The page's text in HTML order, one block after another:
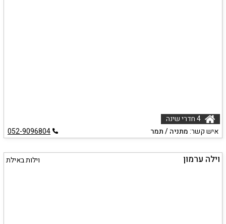
איש קשר:מתניה / תמר 052-9096804
וילה ערמון וילות באילת